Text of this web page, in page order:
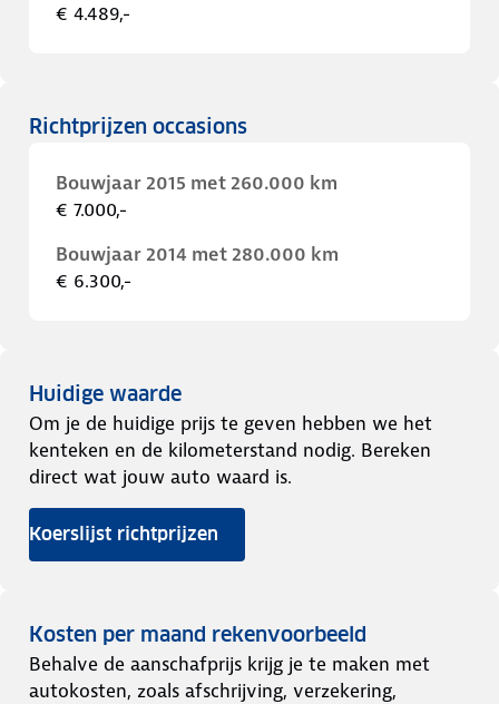
€ 4.489,-
Richtprijzen occasions
Bouwjaar 2015 met 260.000 km
€ 7.000,-
Bouwjaar 2014 met 280.000 km
€ 6.300,-
Huidige waarde
Om je de huidige prijs te geven hebben we het
kenteken en de kilometerstand nodig. Bereken
direct wat jouw auto waard is.
Koerslijst richtprijzen
Kosten per maand rekenvoorbeeld
Behalve de aanschafprijs krijg je te maken met
autokosten, zoals afschrijving, verzekering,